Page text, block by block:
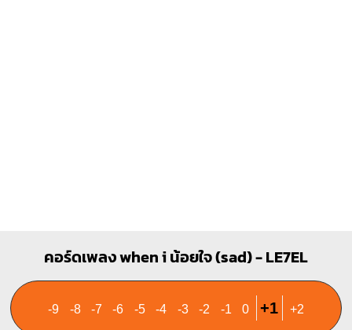
คอร์ดเพลง when i น้อยใจ (sad) - LE7EL
-9 -8 -7 -6 -5 -4 -3 -2 -1 0 +1 +2